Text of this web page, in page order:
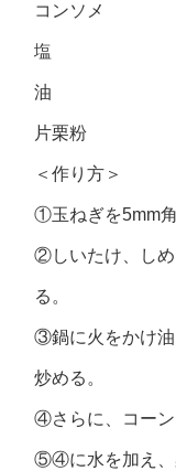
コンソメ
塩
油
片栗粉
＜作り方＞
①玉ねぎを5mm
②しいたけ、しめ
る。
③鍋に火をかけ油
炒める。
④さらに、コーン
⑤④に水を加え、